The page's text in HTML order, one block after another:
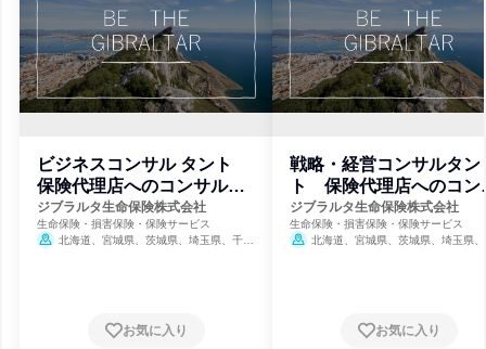
ビジネスコンサル タント
保険代理店へのコンサルテ
ィング営業
ジブラルタ生命保険株式会社
生命保険・損害保険・保険サービス
北海道、宮城県、茨城県、埼玉県、千葉
分県、鹿児島県、沖縄県
お気に入り
戦略・経営コンサルタン
ト 保険代理店へのコン
ルティング営業
ジブラルタ生命保険株式会社
生命保険・損害保険・保険サービス
北海道、宮城県、茨城県、埼玉県
分県、鹿児島県、沖縄県
お気に入り